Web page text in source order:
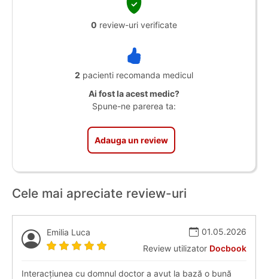
0 review-uri verificate
2 pacienti recomanda medicul
Ai fost la acest medic?
Spune-ne parerea ta:
Adauga un review
Cele mai apreciate review-uri
Emilia Luca
01.05.2026
Review utilizator Docbook
Interacțiunea cu domnul doctor a avut la bază o bună